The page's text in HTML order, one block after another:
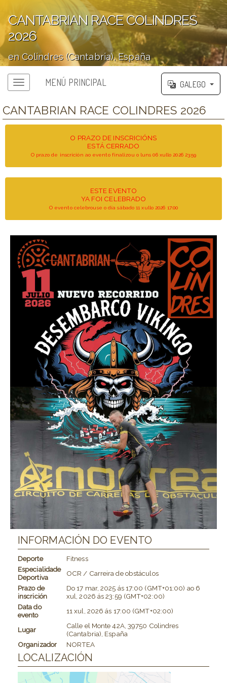
CANTABRIAN RACE COLINDRES
2026
en Colindres (Cantabria), España
';
MENÚ PRINCIPAL GALEGO
CANTABRIAN RACE COLINDRES 2026
O PRAZO DE INSCRICIÓNS
ESTÁ CERRADO
O prazo de inscrición ao evento finalizou o luns 06 xullo 2026 23:59
ESTE EVENTO
YA FOI CELEBRADO
O evento celebrouse o día sábado 11 xullo 2026 17:00
INFORMACIÓN DO EVENTO
Deporte
Fitness
Especialidade
Deportiva
OCR / Carreira de obstáculos
Prazo de
inscrición
Do17 mar, 2025 ás17:00 (GMT+01:00) ao 6
xul, 2026 ás23:59 (GMT+02:00)
Data do
evento
11 xul, 2026 ás 17:00 (GMT+02:00)
Lugar
Calle el Monte 42A, 39750 Colindres
(Cantabria), España
Organizador
NORTEA
LOCALIZACIÓN